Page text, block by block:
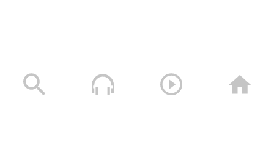
وصايا الخالدين الشهيد – صالح عبدالله صالح جوين (أبو خليل)